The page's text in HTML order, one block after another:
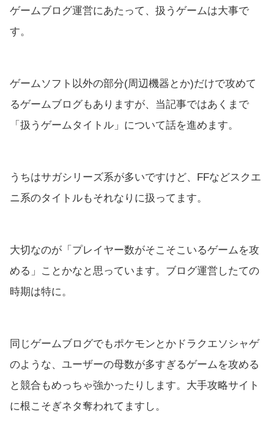
ゲームブログ運営にあたって、扱うゲームは大事で
す。
ゲームソフト以外の部分(周辺機器とか)だけで攻めて
るゲームブログもありますが、当記事ではあくまで
「扱うゲームタイトル」について話を進めます。
うちはサガシリーズ系が多いですけど、FFなどスクエ
ニ系のタイトルもそれなりに扱ってます。
大切なのが「プレイヤー数がそこそこいるゲームを攻
める」ことかなと思っています。ブログ運営したての
時期は特に。
同じゲームブログでもポケモンとかドラクエソシャゲ
のような、ユーザーの母数が多すぎるゲームを攻める
と競合もめっちゃ強かったりします。大手攻略サイト
に根こそぎネタ奪われてますし。